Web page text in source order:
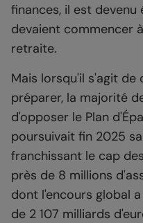
finances, il est devenu
devaient commencer
retraite.
Mais lorsqu'il s'agit
préparer, la majorité
d'opposer le Plan
poursuivait fin 2025
franchissant le cap
près de 8 millions
dont l'encours global
de 2 107 milliards